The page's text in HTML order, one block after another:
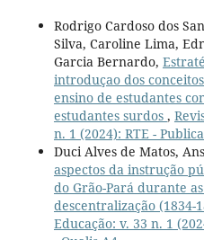
Rodrigo Cardoso dos
Silva, Caroline Lima,
Garcia Bernardo,
introduçao dos
ensino de estudantes
estudantes surdos ,
n. 1 (2024): RTE -
Duci Alves de Matos,
aspectos da instrução
do Grão-Pará durante
descentralização (1834-
Educação: v. 33 n. 1